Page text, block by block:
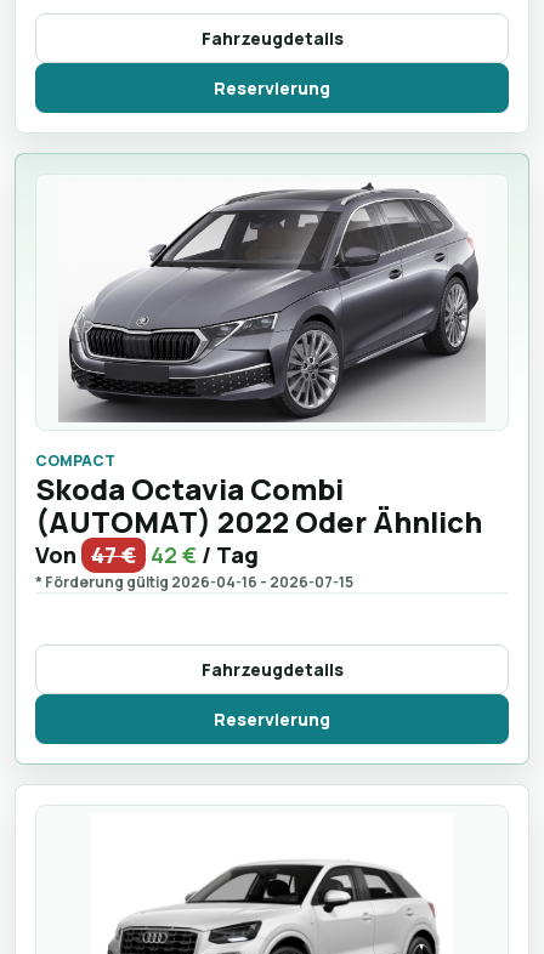
Fahrzeugdetails
Reservierung
COMPACT
Skoda Octavia Combi
(AUTOMAT) 2022 Oder Ähnlich
Von 47 € 42 € / Tag
* Förderung gültig 2026-04-16 - 2026-07-15
Fahrzeugdetails
Reservierung